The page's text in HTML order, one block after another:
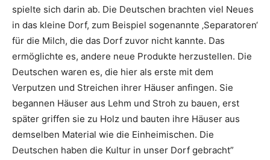
spielte sich darin ab. Die Deutschen brachten viel Neues
in das kleine Dorf, zum Beispiel sogenannte ‚Separatoren‘
für die Milch, die das Dorf zuvor nicht kannte. Das
ermöglichte es, andere neue Produkte herzustellen. Die
Deutschen waren es, die hier als erste mit dem
Verputzen und Streichen ihrer Häuser anfingen. Sie
begannen Häuser aus Lehm und Stroh zu bauen, erst
später griffen sie zu Holz und bauten ihre Häuser aus
demselben Material wie die Einheimischen. Die
Deutschen haben die Kultur in unser Dorf gebracht”